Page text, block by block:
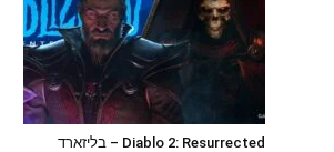
Diablo 2: Resurrected – בליזארד